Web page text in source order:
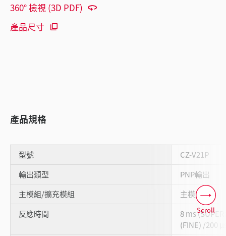
360° 檢視 (3D PDF)
產品尺寸
產品規格
型號
CZ-V21P
輸出類型
PNP輸出
主模組/擴充模組
主模組
反應時間
8 ms
(FINE) /200
Scroll